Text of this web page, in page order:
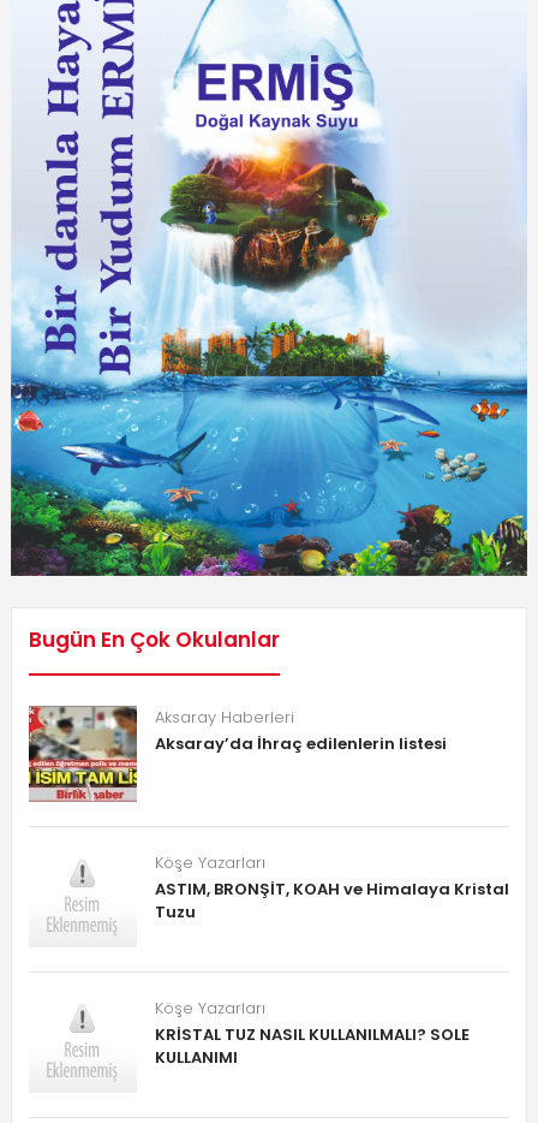
Bugün En Çok Okulanlar
Aksaray Haberleri
Aksaray’da İhraç edilenlerin listesi
Köşe Yazarları
ASTIM, BRONŞİT, KOAH ve Himalaya Kristal
Tuzu
Köşe Yazarları
KRİSTAL TUZ NASIL KULLANILMALI? SOLE
KULLANIMI